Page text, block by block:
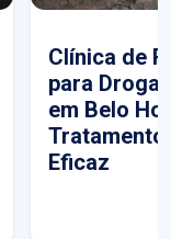
Clínica de
para
em Belo
Tratamento
Eficaz